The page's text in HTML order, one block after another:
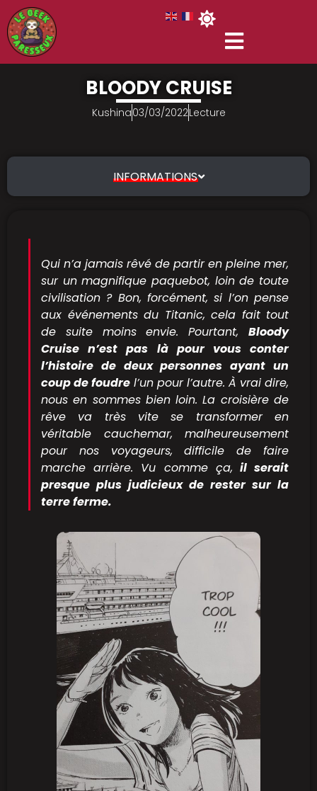
BLOODY CRUISE
Kushina03/03/2022Lecture
INFORMATIONS
Qui n’a jamais rêvé de partir en pleine mer,
sur un magnifique paquebot, loin de toute
civilisation ? Bon, forcément, si l’on pense
aux événements du Titanic, cela fait tout
de suite moins envie. Pourtant, Bloody
Cruise n’est pas là pour vous conter
l’histoire de deux personnes ayant un
coup de foudre l’un pour l’autre. À vrai dire,
nous en sommes bien loin. La croisière de
rêve va très vite se transformer en
véritable cauchemar, malheureusement
pour nos voyageurs, difficile de faire
marche arrière. Vu comme ça, il serait
presque plus judicieux de rester sur la
terre ferme.